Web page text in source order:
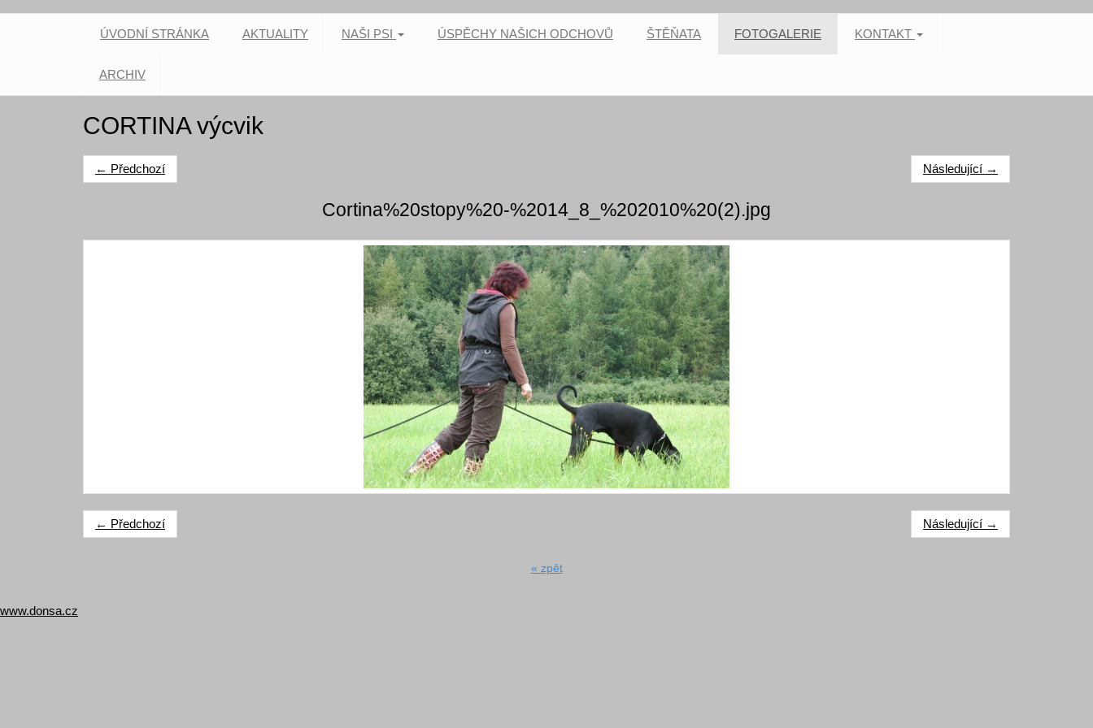
ÚVODNÍ STRÁNKA AKTUALITY NAŠI PSI ÚSPĚCHY NAŠICH ODCHOVŮ ŠTĚŇATA FOTOGALERIE KONTAKT
ARCHIV
CORTINA výcvik
← Předchozí Následující →
Cortina%20stopy%20-%2014_8_%202010%20(2).jpg
← Předchozí Následující →
« zpět
www.donsa.cz